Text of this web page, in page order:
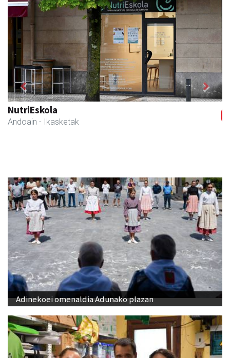
NutriEskola
Andoain - Ikasketak
Previous Next
Adinekoei omenaldia Adunako plazan